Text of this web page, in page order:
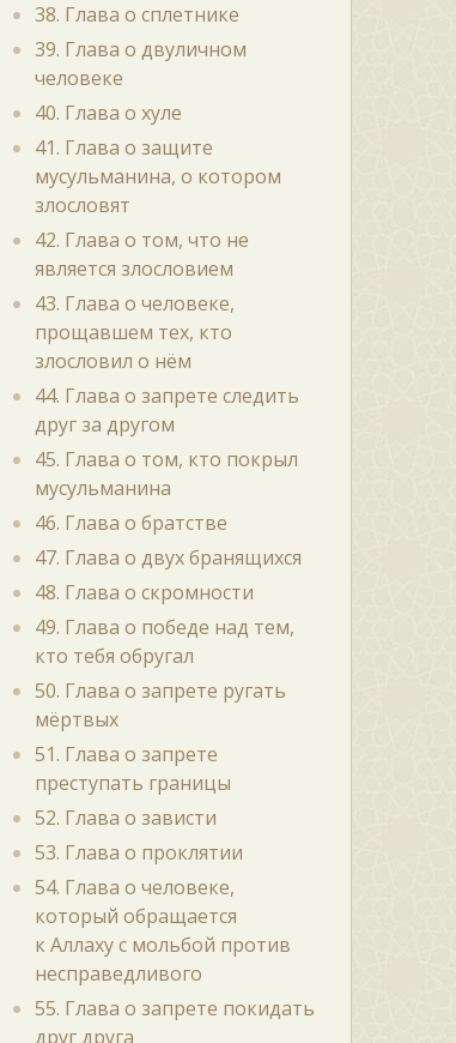
38. Глава о сплетнике
39. Глава о двуличном
человеке
40. Глава о хуле
41. Глава о защите
мусульманина, о котором
злословят
42. Глава о том, что не
является злословием
43. Глава о человеке,
прощавшем тех, кто
злословил о нём
44. Глава о запрете следить
друг за другом
45. Глава о том, кто покрыл
мусульманина
46. Глава о братстве
47. Глава о двух бранящихся
48. Глава о скромности
49. Глава о победе над тем,
кто тебя обругал
50. Глава о запрете ругать
мёртвых
51. Глава о запрете
преступать границы
52. Глава о зависти
53. Глава о проклятии
54. Глава о человеке,
который обращается
к Аллаху с мольбой против
несправедливого
55. Глава о запрете покидать
друг друга